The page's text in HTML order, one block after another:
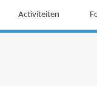
Activiteiten